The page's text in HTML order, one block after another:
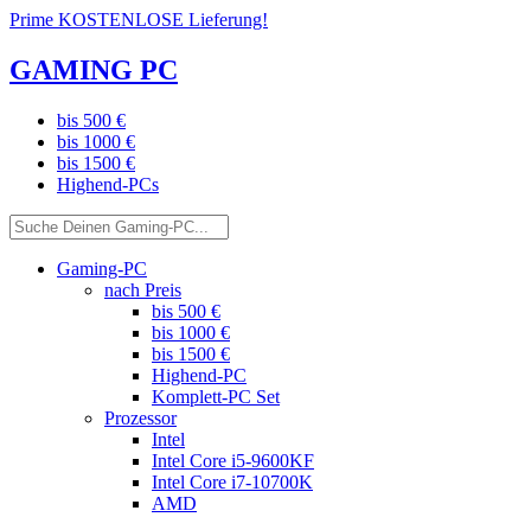
Prime KOSTENLOSE Lieferung!
GAMING PC
bis 500 €
bis 1000 €
bis 1500 €
Highend-PCs
Gaming-PC
nach Preis
bis 500 €
bis 1000 €
bis 1500 €
Highend-PC
Komplett-PC Set
Prozessor
Intel
Intel Core i5-9600KF
Intel Core i7-10700K
AMD